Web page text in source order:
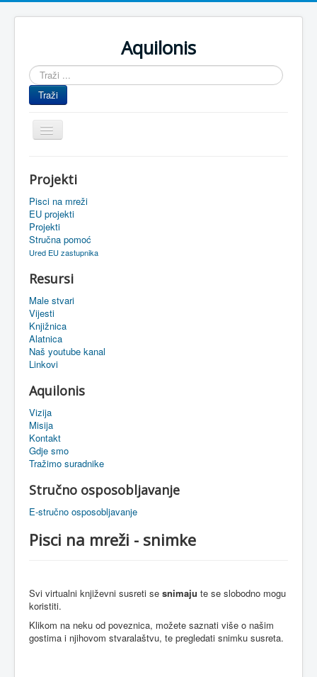
Aquilonis
Traži
...
Traži
Prikaz/Sakrivanje
navigacije
Upravljanje znanjem
Obrazovanje
Upravljanje projektima
Oaza
Sistemski alati
eMapa
Projekti
Pisci na mreži
EU projekti
Projekti
Stručna pomoć
Ured EU zastupnika
Resursi
Male stvari
Vijesti
Knjižnica
Alatnica
Naš youtube kanal
Linkovi
Aquilonis
Vizija
Misija
Kontakt
Gdje smo
Tražimo suradnike
Stručno osposobljavanje
E-stručno osposobljavanje
Pisci na mreži - snimke
Svi virtualni književni susreti se snimaju te se slobodno mogu
koristiti.
Klikom na neku od poveznica, možete saznati više o našim
gostima i njihovom stvaralaštvu, te pregledati snimku susreta.